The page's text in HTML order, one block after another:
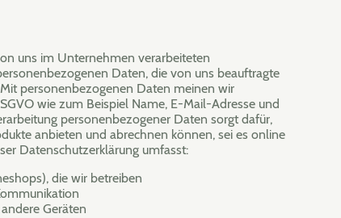
uns im Unternehmen verarbeiteten
Daten, die von uns beauftragte
personenbezogenen Daten meinen wir
wie zum Beispiel Name, E-Mail-Adresse und
personenbezogener Daten sorgt dafür,
anbieten und abrechnen können, sei es online
Datenschutzerklärung umfasst:
die wir betreiben
Geräten